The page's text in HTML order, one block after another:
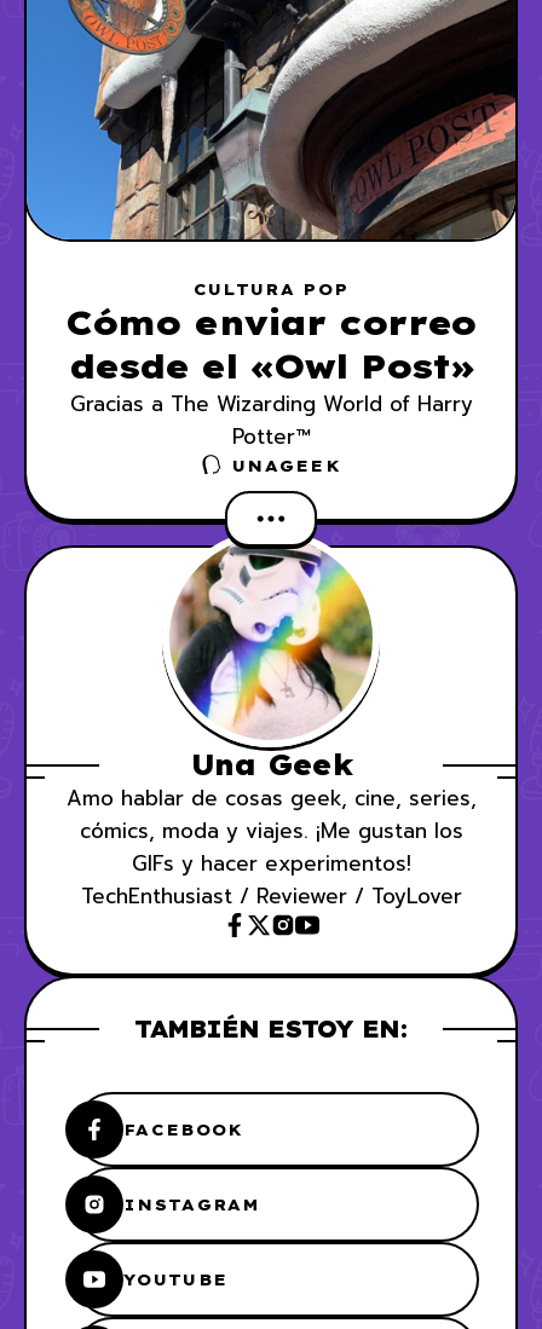
CULTURA POP
Cómo enviar correo
desde el «Owl Post»
Gracias a The Wizarding World of Harry
Potter™
UNAGEEK
Una Geek
Amo hablar de cosas geek, cine, series,
cómics, moda y viajes. ¡Me gustan los
GIFs y hacer experimentos!
TechEnthusiast / Reviewer / ToyLover
TAMBIÉN ESTOY EN:
FACEBOOK
INSTAGRAM
YOUTUBE